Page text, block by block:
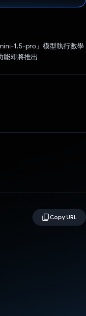
1.5-pro」模型執行數學
能即將推出